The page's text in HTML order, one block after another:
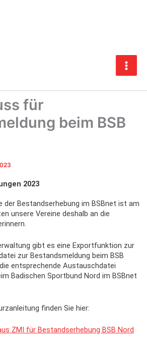
für
beim BSB
2023
der Bestandserhebung im BSBnet ist am
unsere Vereine deshalb an die
gibt es eine Exportfunktion zur
zur Bestandsmeldung beim BSB
entsprechende Austauschdatei
Badischen Sportbund Nord im BSBnet
finden Sie hier:
ZMI für Bestandserhebung BSB Nord